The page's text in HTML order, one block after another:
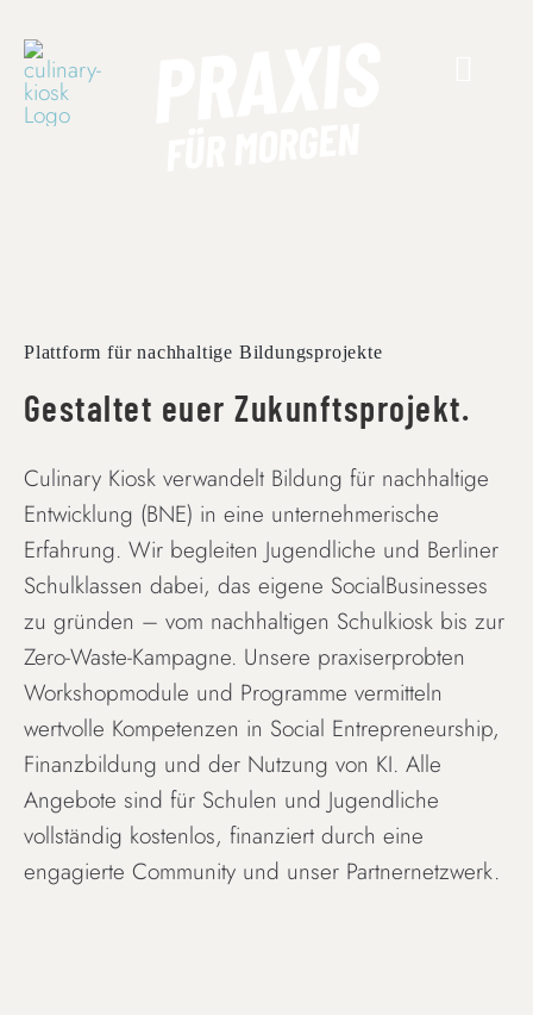
content
Plattform für nachhaltige Bildungsprojekte
Gestaltet euer Zukunftsprojekt.
Culinary Kiosk verwandelt Bildung für nachhaltige
Entwicklung (BNE) in eine unternehmerische
Erfahrung. Wir begleiten Jugendliche und Berliner
Schulklassen dabei, das eigene SocialBusinesses
zu gründen – vom nachhaltigen Schulkiosk bis zur
Zero-Waste-Kampagne. Unsere praxiserprobten
Workshopmodule und Programme vermitteln
wertvolle Kompetenzen in Social Entrepreneurship,
Finanzbildung und der Nutzung von KI. Alle
Angebote sind für Schulen und Jugendliche
vollständig kostenlos, finanziert durch eine
engagierte Community und unser Partnernetzwerk.